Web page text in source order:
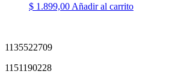
$ 1.899,00 Añadir al carrito
1135522709
1151190228